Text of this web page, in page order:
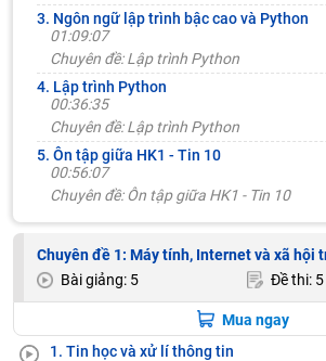
3. Ngôn ngữ lập trình bậc cao và Python
01:09:07
Chuyên đề: Lập trình Python
4. Lập trình Python
00:36:35
Chuyên đề: Lập trình Python
5. Ôn tập giữa HK1 - Tin 10
00:56:07
Chuyên đề: Ôn tập giữa HK1 - Tin 10
Chuyên đề 1: Máy tính, Internet và xã hội
Bài giảng: 5
Đề thi: 5
Mua ngay
1. Tin học và xử lí thông tin